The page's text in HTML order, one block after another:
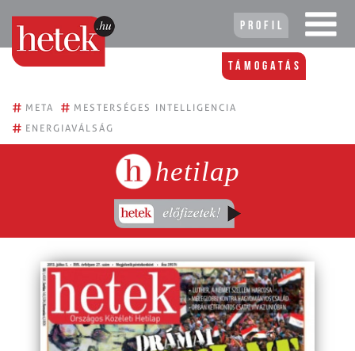
Profil
Támogatás
# META # MESTERSÉGES INTELLIGENCIA
# ENERGIAVÁLSÁG
hetilap